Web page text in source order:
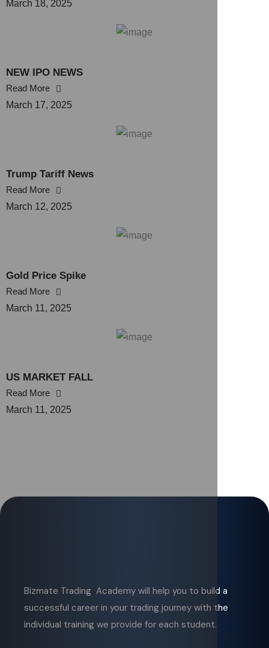
March 18, 2025
NEW IPO NEWS
Read More
March 17, 2025
Trump Tariff News
Read More
March 12, 2025
Gold Price Spike
Read More
March 11, 2025
US MARKET FALL
Read More
March 11, 2025
Bizmate Trading Academy will help you to build a
successful career in your trading journey with the
individual training we provide for each student.